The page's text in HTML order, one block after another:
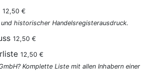
12,50 €
historischer Handelsregisterausdruck.
12,50 €
12,50 €
Komplette Liste mit allen Inhabern einer